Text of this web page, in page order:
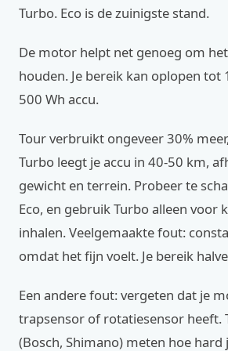
Turbo. Eco is de zuinigste stand.
De motor helpt net genoeg om
houden. Je bereik kan oplopen tot
500 Wh accu.
Tour verbruikt ongeveer 30%
Turbo leegt je accu in 40-50 km,
gewicht en terrein. Probeer te
Eco, en gebruik Turbo alleen voor
inhalen. Veelgemaakte fout:
omdat het fijn voelt. Je bereik
Een andere fout: vergeten dat je
trapsensor of rotatiesensor heeft.
(Bosch, Shimano) meten hoe hard